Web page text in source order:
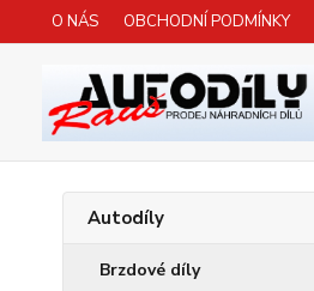
O NÁS OBCHODNÍ PODMÍNKY
Autodíly
Brzdové díly